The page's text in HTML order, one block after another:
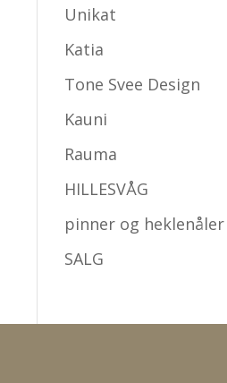
Unikat
Katia
Tone Svee Design
Kauni
Rauma
HILLESVÅG
pinner og heklenåler
SALG